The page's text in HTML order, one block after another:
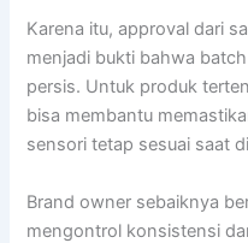
Karena itu, approval dari
menjadi bukti bahwa
persis. Untuk produk
bisa membantu
sensori tetap sesuai saat
Brand owner sebaiknya
mengontrol konsistensi